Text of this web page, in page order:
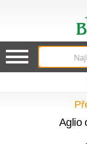
Aglio